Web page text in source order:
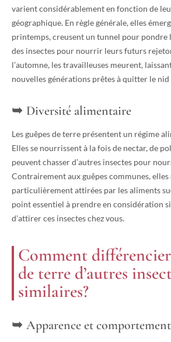
varient considérablement en fonction de
géographique. En règle générale, elles
printemps, creusent un tunnel pour pondre
des insectes pour nourrir leurs futurs
l’automne, les travailleuses meurent,
nouvelles générations prêtes à quitter le
Diversité alimentaire
Les guêpes de terre présentent un régime
Elles se nourrissent à la fois de nectar, de
peuvent chasser d’autres insectes pour
Contrairement aux guêpes communes, elles
particulièrement attirées par les aliments
point essentiel à prendre en considération
d’attirer ces insectes chez vous.
Comment différencier
de terre d’autres
similaires?
Apparence et comportement